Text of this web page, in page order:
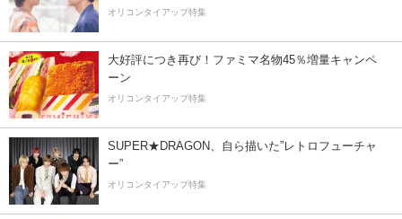
オリコンタイアップ特集
大好評につき再び！ファミマ名物45％増量キャンペ
ーン
オリコンタイアップ特集
SUPER★DRAGON、自ら描いた”レトロフューチャ
ー”
オリコンタイアップ特集